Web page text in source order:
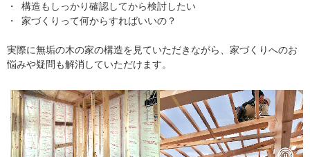
・
構造もしっかり確認してから検討したい
・
家づくりって何からすればいいの？
実際に無垢の木の家の構造を見ていただきながら、家づくりへのお
悩みや疑問も解消していただけます。